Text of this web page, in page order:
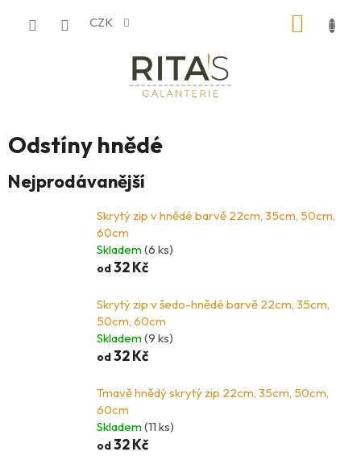
CZK
Odstíny hnědé
Nejprodávanější
Skrytý zip v hnědé barvě 22cm, 35cm, 50cm,
60cm
Skladem(6 ks)
od32 Kč
Skrytý zip v šedo-hnědé barvě 22cm, 35cm,
50cm, 60cm
Skladem(9 ks)
od32 Kč
Tmavě hnědý skrytý zip 22cm, 35cm, 50cm,
60cm
Skladem(11 ks)
od32 Kč